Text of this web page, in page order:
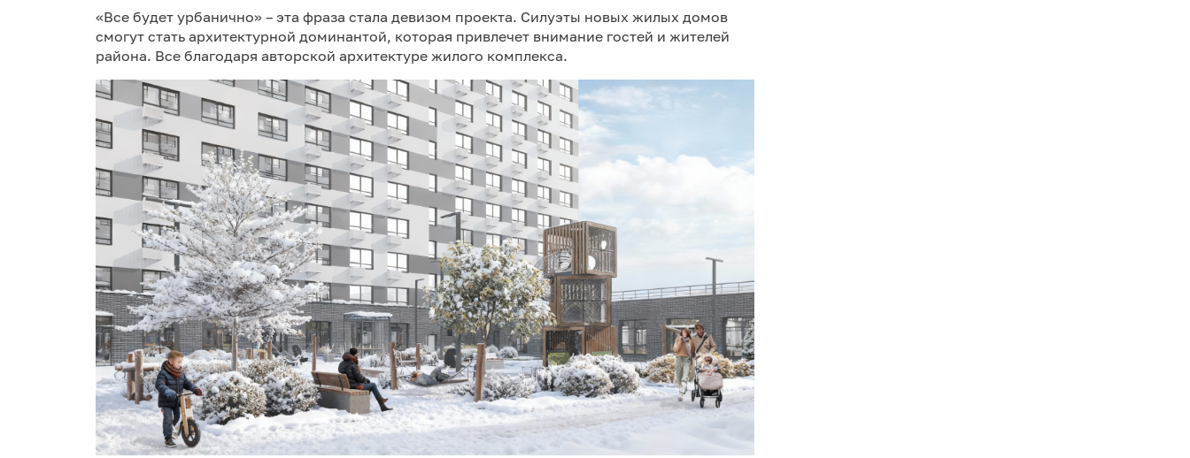
«Все будет урбанично» – эта фраза стала девизом проекта. Силуэты новых жилых домов
смогут стать архитектурной доминантой, которая привлечет внимание гостей и жителей
района. Все благодаря авторской архитектуре жилого комплекса.